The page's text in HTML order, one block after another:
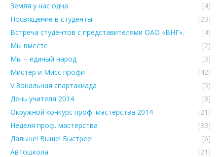
Земля у нас одна
[4]
Посвящение в студенты
[23]
Встреча студентов с представителями ОАО «ВНГ».
[4]
Мы вместе
[2]
Мы – единый народ
[3]
Мистер и Мисс профи
[42]
V Зональная спартакиада
[5]
День учителя 2014
[8]
Окружной конкурс проф. мастерства 2014
[21]
Неделя проф. мастерства
[33]
Дальше! Выше! Быстрее!
[6]
Автошкола
[21]